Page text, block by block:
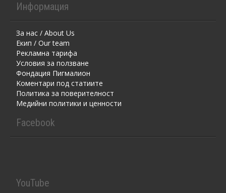
Информация
За нас / About Us
Екип / Our team
Рекламна тарифа
Условия за ползване
Фондация Пигмалион
Kоментaри под статиите
Политика за поверителност
Медийни политики и ценности
Facebook
YouTube